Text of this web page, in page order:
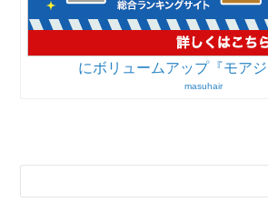
にボリュームアップ『モアジ
masuhair